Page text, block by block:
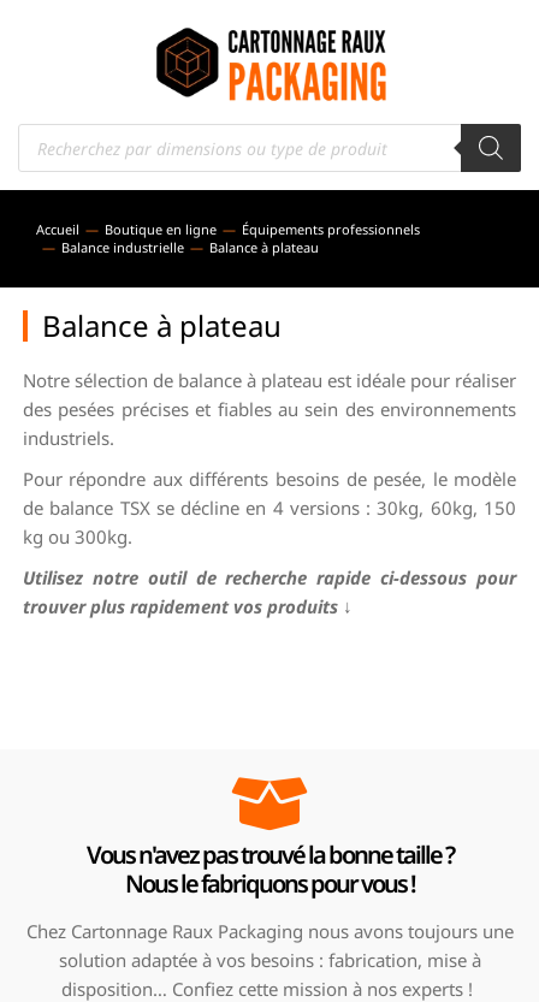
Vous êtes ici :
Accueil Boutique en ligne
Équipements professionnels
Balance industrielle
Balance à plateau
Balance à plateau
Notre sélection de balance à plateau est idéale pour réaliser
des pesées précises et fiables au sein des environnements
industriels.
Pour répondre aux différents besoins de pesée, le modèle
de balance TSX se décline en 4 versions : 30kg, 60kg, 150
kg ou 300kg.
Utilisez notre outil de recherche rapide ci-dessous pour
trouver plus rapidement vos produits ↓
Vous n'avez pas trouvé la bonne taille ?
Nous le fabriquons pour vous !
Chez Cartonnage Raux Packaging nous avons toujours une
solution adaptée à vos besoins : fabrication, mise à
disposition… Confiez cette mission à nos experts !